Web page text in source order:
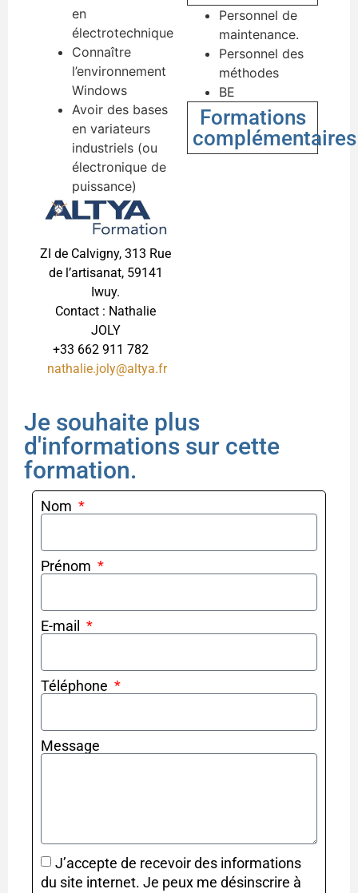
en
électrotechnique
Connaître
l’environnement
Windows
Avoir des bases
en variateurs
industriels (ou
électronique de
puissance)
ZI de Calvigny, 313 Rue
de l’artisanat, 59141
Iwuy.
Contact : Nathalie
JOLY
+33 662 911 782
nathalie.joly@altya.fr
Personnel de
maintenance.
Personnel des
méthodes
BE
Formations
complémentaires
Je souhaite plus
d'informations sur cette
formation.
Nom
Prénom
E-mail
Téléphone
Message
J’accepte de recevoir des informations
du site internet. Je peux me désinscrire à